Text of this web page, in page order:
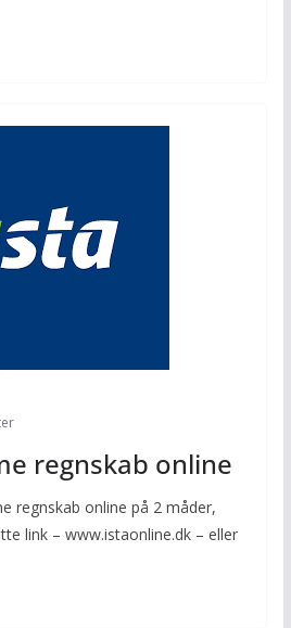
regnskab online
regnskab online på 2 måder,
link – www.istaonline.dk – eller